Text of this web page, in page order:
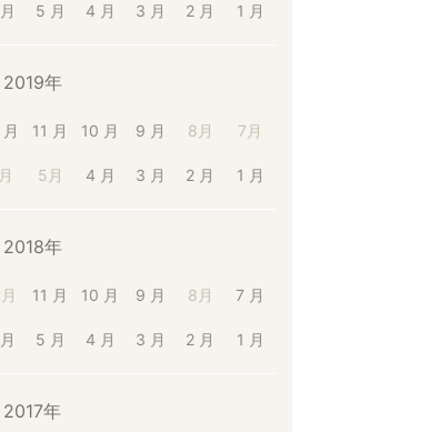
5 月 4 月 3 月 2 月 1 月
2019年
11 月 10 月 9 月 8月 7月
5月 4 月 3 月 2 月 1 月
2018年
11 月 10 月 9 月 8月 7 月
5 月 4 月 3 月 2 月 1 月
2017年